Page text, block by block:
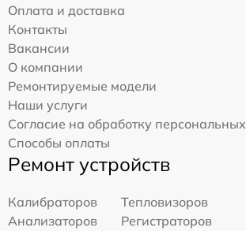
Оплата и доставка
Контакты
Вакансии
О компании
Ремонтируемые модели
Наши услуги
Согласие на обработку
Способы оплаты
Ремонт устройств
Калибраторов
Тепловизоров
Анализаторов
Регистраторов